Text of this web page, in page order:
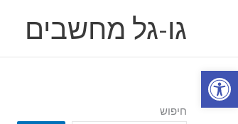
פתח סרגל נגישות
גו-גל מחשבים
חיפוש